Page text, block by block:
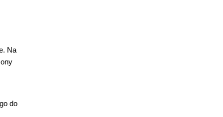
Na
do